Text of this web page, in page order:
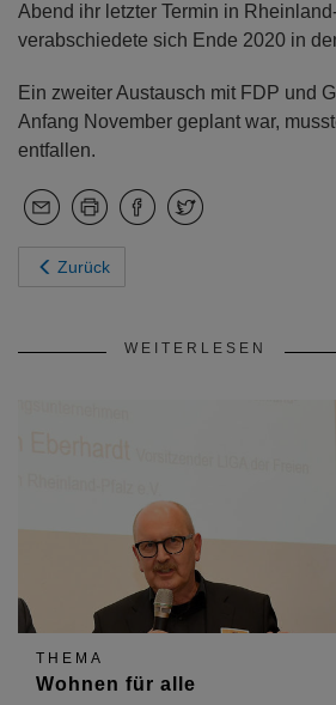
Abend ihr letzter Termin in
verabschiedete sich Ende 2020 in
Ein zweiter Austausch mit FDP und
Anfang November geplant war,
entfallen.
Zurück
WEITERLESEN
THEMA
Wohnen für alle